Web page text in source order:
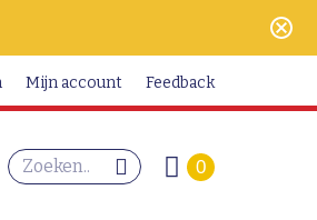
Mijn account Feedback
Search: 0